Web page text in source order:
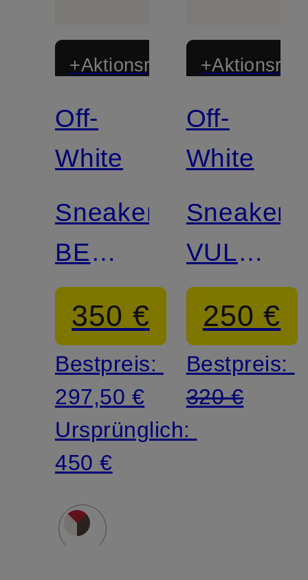
+Aktionsrabatt
Off-
White
Sneaker
BE
RIGHT
BACK
350 €
Bestpreis:
297,50 €
Ursprünglich:
450 €
Off-
White
Sneaker
VULC
LOW
250 €
Bestpreis:
320 €